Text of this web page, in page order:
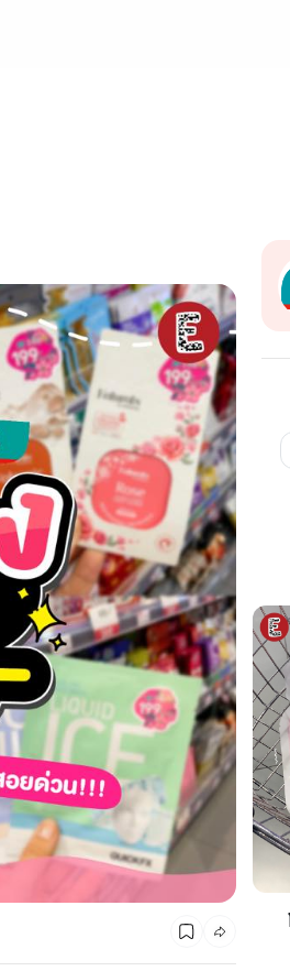
รวมแบรนด์ตัวท็อป ลดสูงสุด50%